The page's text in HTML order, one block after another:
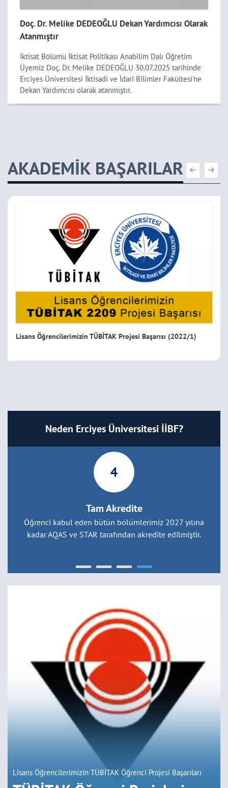
Doç. Dr. Melike DEDEOĞLU Dekan Yardımcısı Olarak
Atanmıştır
İktisat Bölümü İktisat Politikası Anabilim Dalı Öğretim
Üyemiz Doç. Dr. Melike DEDEOĞLU 30.07.2025 tarihinde
Erciyes Üniversitesi İktisadi ve İdari Bilimler Fakültesi'ne
Dekan Yardımcısı olarak atanmıştır.
AKADEMİK BAŞARILAR
Lisans Öğrencilerimizin TÜBİTAK Projesi Başarısı (2022/1)
Neden Erciyes Üniversitesi İİBF?
4
Tam Akredite
Öğrenci kabul eden bütün bölümlerimiz 2027 yılına
kadar AQAS ve STAR tarafından akredite edilmiştir.
Lisans Öğrencilerimizin TÜBİTAK Öğrenci Projesi Başarıları